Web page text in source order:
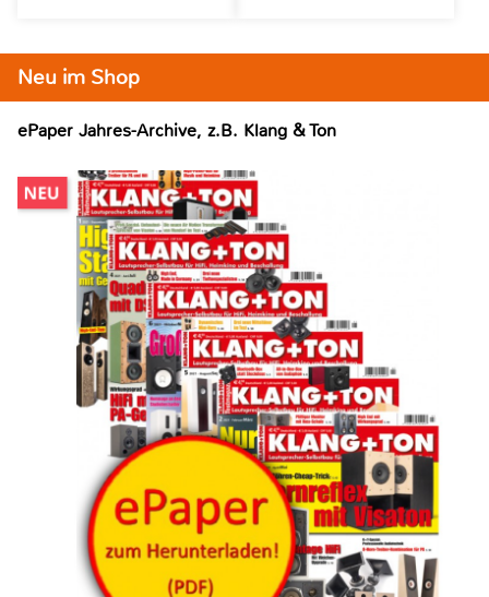
Neu im Shop
ePaper Jahres-Archive, z.B. Klang & Ton